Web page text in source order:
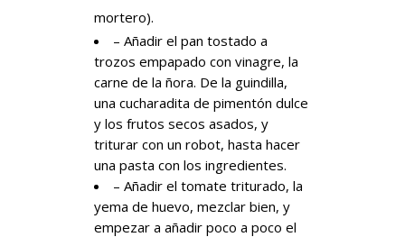
mortero).
– Añadir el pan tostado a
trozos empapado con vinagre, la
carne de la ñora. De la guindilla,
una cucharadita de pimentón dulce
y los frutos secos asados, y
triturar con un robot, hasta hacer
una pasta con los ingredientes.
– Añadir el tomate triturado, la
yema de huevo, mezclar bien, y
empezar a añadir poco a poco el